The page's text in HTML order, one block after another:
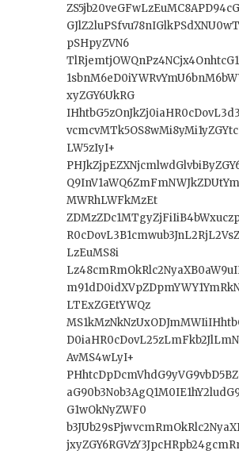
pSHpyZVN6
xyZGY6UkRG
LW5zIyI+
MWRhLWFkMzEt
LzEuMS8i
LTExZGEtYWQz
AvMS4wLyI+
G1wOkNyZWF0